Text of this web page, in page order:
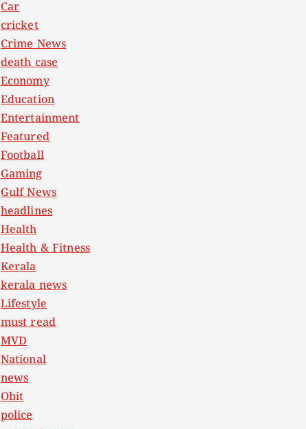
Car
cricket
Crime News
death case
Economy
Education
Entertainment
Featured
Football
Gaming
Gulf News
headlines
Health
Health & Fitness
Kerala
kerala news
Lifestyle
must read
MVD
National
news
Obit
police